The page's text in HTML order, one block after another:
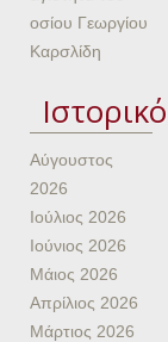
οσίου Γεωργίου
Καρσλίδη
Ιστορικό
Αύγουστος
2026
Ιούλιος 2026
Ιούνιος 2026
Μάιος 2026
Απρίλιος 2026
Μάρτιος 2026